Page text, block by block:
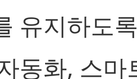
유지하도
동화, 스마